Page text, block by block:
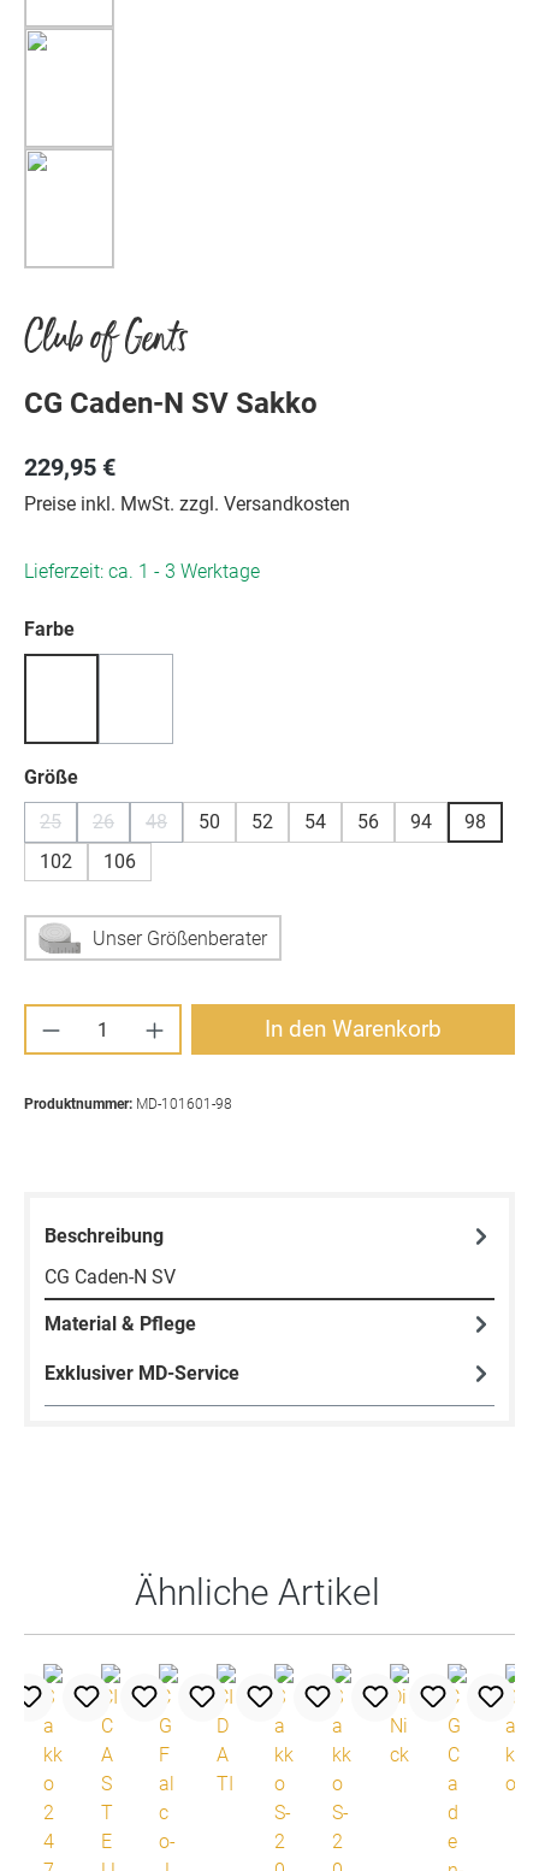
Club of Gents
CG Caden-N SV Sakko
229,95 €
Preise inkl. MwSt. zzgl. Versandkosten
Lieferzeit: ca. 1 - 3 Werktage
Farbeauswählen
Größeauswählen
25
26 48
(Diese Option ist zurzeit nicht verfügbar.)
50 52 54 56 94
98
102
106
Unser Größenberater
Produkt Anzahl: Gib den gewünschten
In den Warenkorb
Produktnummer: MD-101601-98
Beschreibung
CG Caden-N SV
Material & Pflege
Exklusiver MD-Service
Ähnliche Artikel